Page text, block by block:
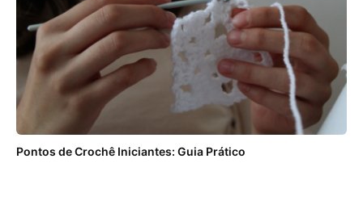
Pontos de Crochê Iniciantes: Guia Prático